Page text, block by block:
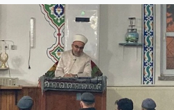
Etkinlikler